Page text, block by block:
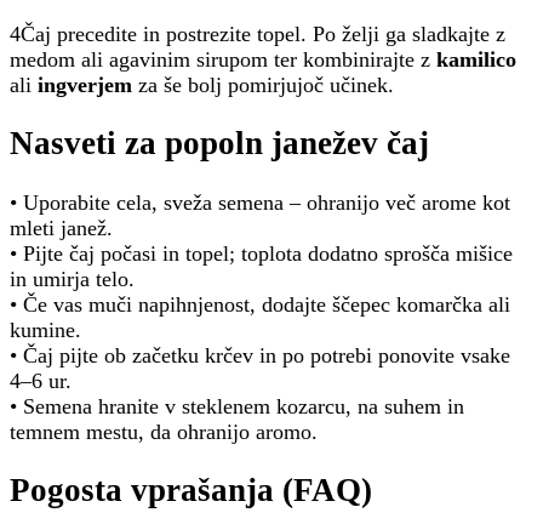
4Čaj precedite in postrezite topel. Po želji ga sladkajte z
medom ali agavinim sirupom ter kombinirajte z kamilico
ali ingverjem za še bolj pomirjujoč učinek.
Nasveti za popoln janežev čaj
• Uporabite cela, sveža semena – ohranijo več arome kot
mleti janež.
• Pijte čaj počasi in topel; toplota dodatno sprošča mišice
in umirja telo.
• Če vas muči napihnjenost, dodajte ščepec komarčka ali
kumine.
• Čaj pijte ob začetku krčev in po potrebi ponovite vsake
4–6 ur.
• Semena hranite v steklenem kozarcu, na suhem in
temnem mestu, da ohranijo aromo.
Pogosta vprašanja (FAQ)